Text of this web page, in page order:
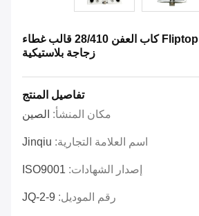
6 تجويف أسود Fliptop كاب العفن 28/410 قالب غطاء
زجاجة بلاستيكية
تفاصيل المنتج
مكان المنشأ: الصين
اسم العلامة التجارية: Jinqiu
إصدار الشهادات: ISO9001
رقم الموديل: JQ-2-9